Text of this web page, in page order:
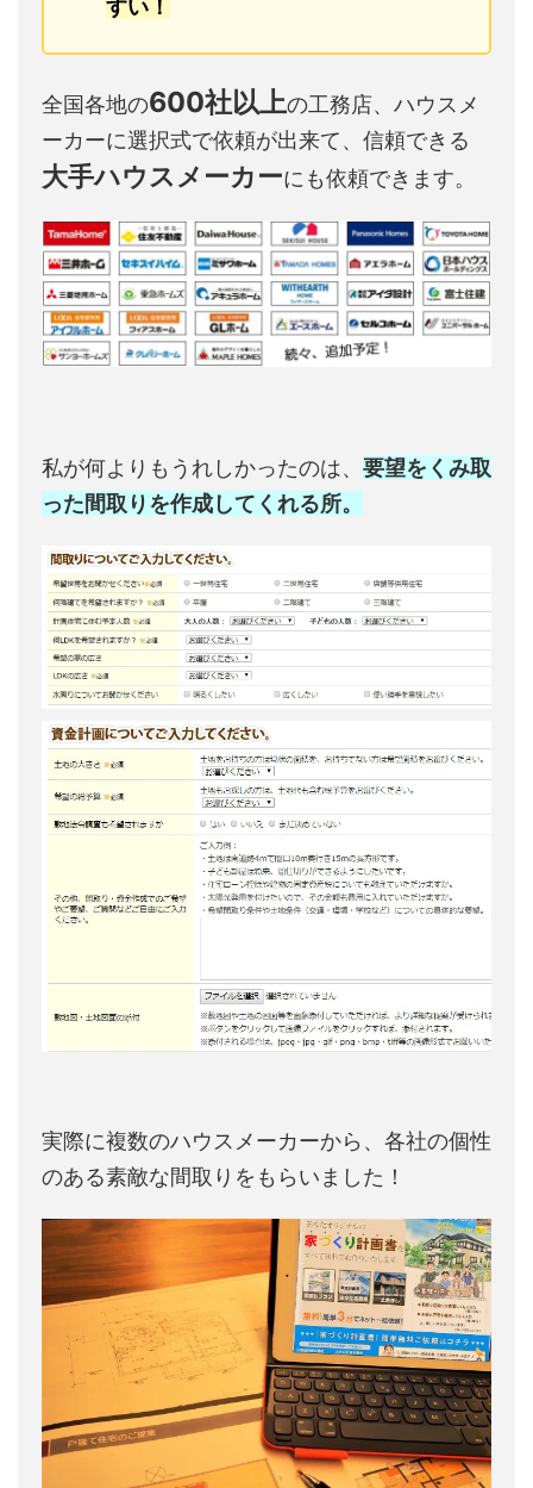
すい！
全国各地の600社以上の工務店、ハウスメ
ーカーに選択式で依頼が出来て、信頼できる
大手ハウスメーカーにも依頼できます。
私が何よりもうれしかったのは、 要望をくみ取
った間取りを作成してくれる所。
実際に複数のハウスメーカーから、各社の個性
のある素敵な間取りをもらいました！